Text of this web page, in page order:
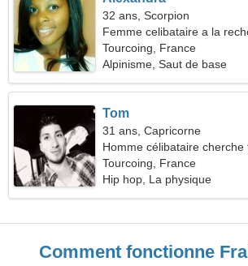
32 ans, Scorpion
Femme celibataire a la
Tourcoing, France
Alpinisme, Saut de base
Tom
31 ans, Capricorne
Homme célibataire cherche
Tourcoing, France
Hip hop, La physique
Comment fonctionne